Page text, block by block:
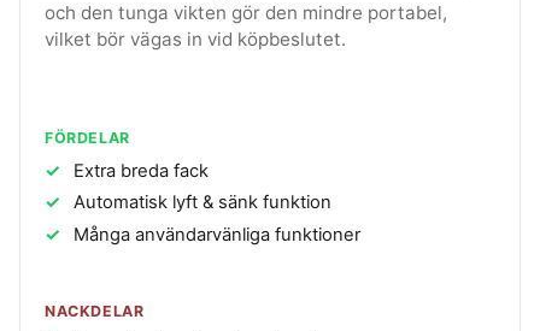
och den tunga vikten gör den mindre portabel,
vilket bör vägas in vid köpbeslutet.
FÖRDELAR
Extra breda fack
Automatisk lyft & sänk funktion
Många användarvänliga funktioner
NACKDELAR